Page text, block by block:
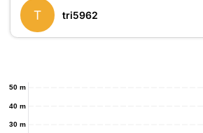
T tri5962
30 m
40 m
50 m